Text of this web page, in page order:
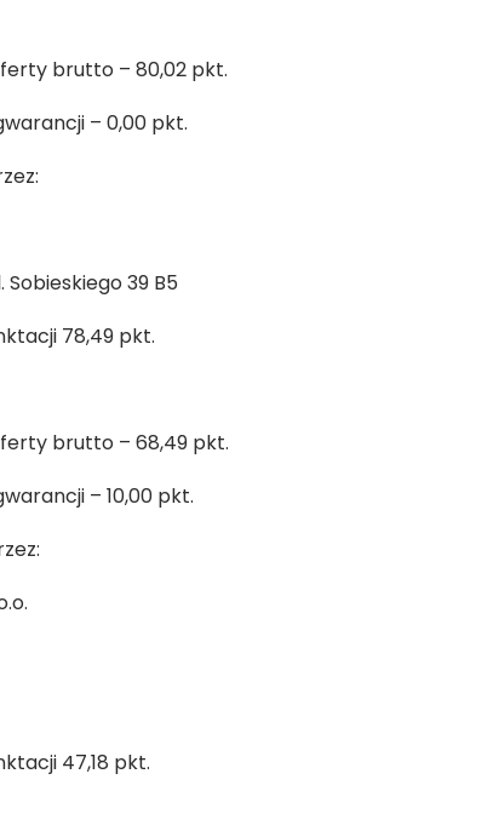
brutto – 80,02 pkt.
– 0,00 pkt.
Sobieskiego 39 B5
78,49 pkt.
brutto – 68,49 pkt.
– 10,00 pkt.
47,18 pkt.